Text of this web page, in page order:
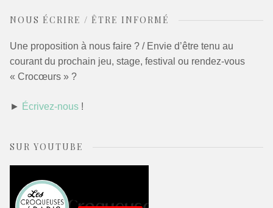
NOUS ÉCRIRE / ÊTRE INFORMÉ
Une proposition à nous faire ? / Envie d’être tenu au
courant du prochain jeu, stage, festival ou rendez-vous
« Crocœurs » ?
► Écrivez-nous !
SUR YOUTUBE